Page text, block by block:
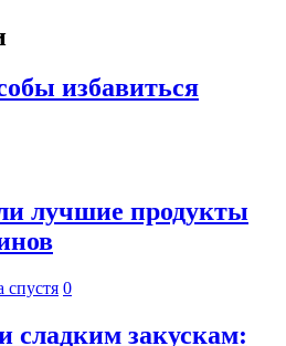
избавиться
лучшие продукты
спустя 0
сладким закускам: